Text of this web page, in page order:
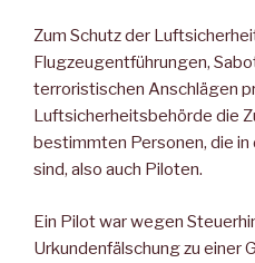
Zum Schutz der
Flugzeugentführungen,
terroristischen Anschlägen
Luftsicherheitsbehörde die
bestimmten Personen, die
sind, also auch Piloten.
Ein Pilot war wegen
Urkundenfälschung zu einer